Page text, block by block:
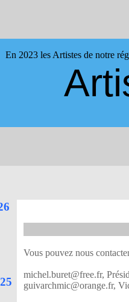
En 2023 les Artistes de notre
Vous pouvez nous
michel.buret@free.fr,
guivarchmic@orange.fr,